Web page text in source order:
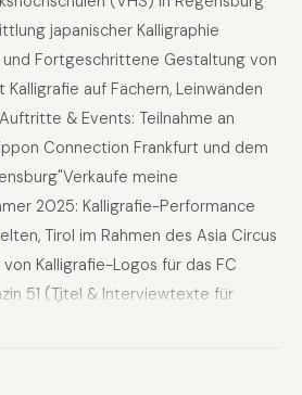
japanischer Kalligraphie
und Fortgeschrittene Gestaltung von
auf Fächern, Leinwänden
& Events: Teilnahme an
Connection Frankfurt und dem
meine
2025: Kalligrafie-Performance
Tirol im Rahmen des Asia Circus
Kalligrafie-Logos für das FC
51 (Titel & Interviewtexte für
und an verschiedenen Orten in
eines Stammtisches.